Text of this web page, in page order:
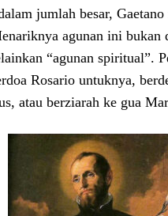
jumlah besar, Gaetano
agunan ini bukan
“agunan spiritual”.
Rosario untuknya,
atau berziarah ke gua